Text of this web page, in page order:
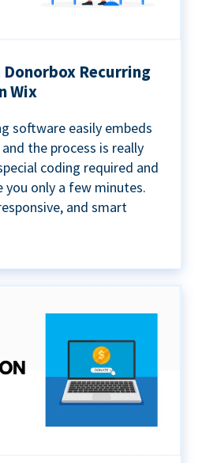
Donorbox Recurring
Wix
software easily embeds
the process is really
coding required and
you only a few minutes.
and smart